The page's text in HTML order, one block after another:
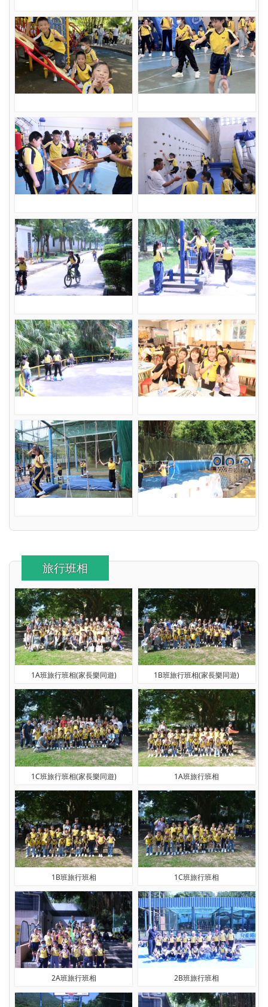
旅行班相
1A班旅行班相(家長樂同遊) 1B班旅行班相(家長樂同遊)
1C班旅行班相(家長樂同遊) 1A班旅行班相
1B班旅行班相 1C班旅行班相
2A班旅行班相 2B班旅行班相